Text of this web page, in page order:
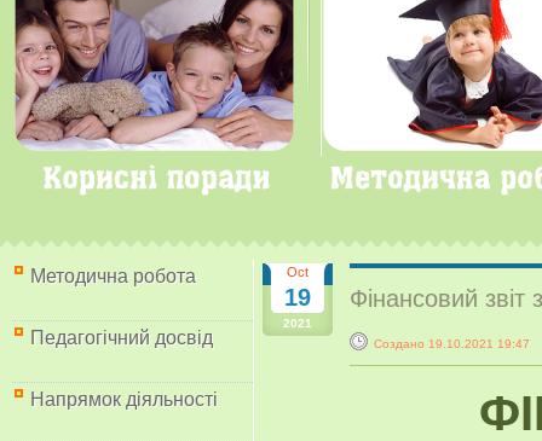
Методична робота
Педагогічний досвід
Напрямок діяльності
Oct
19
2021
Фінансовий звіт
Создано 19.10.2021